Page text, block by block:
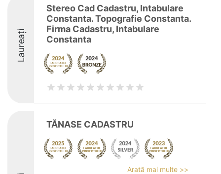
Laureați
Stereo Cad Cadastru, Intabulare
Constanta. Topografie Constanta.
Firma Cadastru, Intabulare
Constanta
TĂNASE CADASTRU
Arată mai multe >>